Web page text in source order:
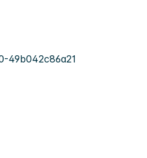
49b042c86a21